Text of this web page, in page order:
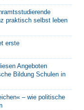
praktisch selbst leben
erste
Angeboten
Bildung Schulen in
– wie politische